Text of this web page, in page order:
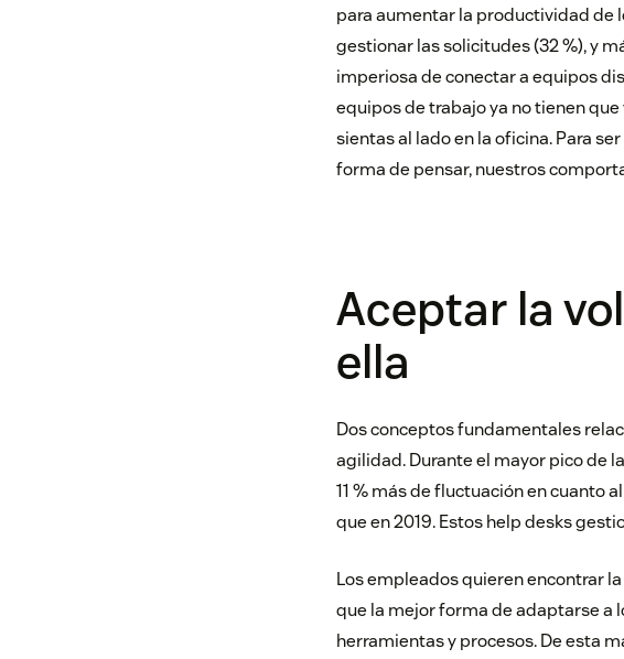
para aumentar la productividad de
gestionar las solicitudes (32 %), y
imperiosa de conectar a equipos
equipos de trabajo ya no tienen
sientas al lado en la oficina. Para
forma de pensar, nuestros
Aceptar la
ella
Dos conceptos fundamentales
agilidad. Durante el mayor pico de
11 % más de fluctuación en cuanto
que en 2019. Estos help desks
Los empleados quieren encontrar
que la mejor forma de adaptarse a
herramientas y procesos. De esta